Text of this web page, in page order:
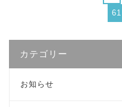
61
カテゴリー
お知らせ